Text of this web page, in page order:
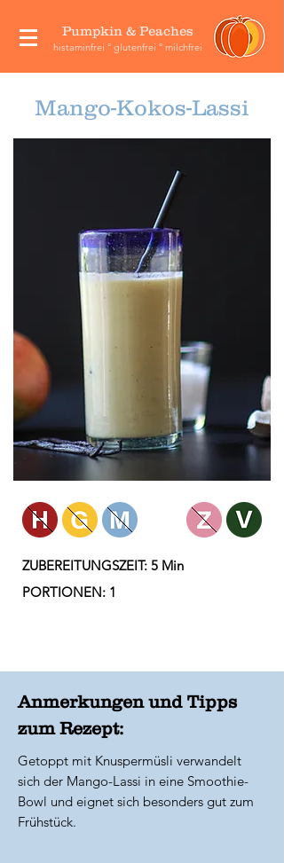
Pumpkin & Peaches
histaminfrei ° glutenfrei ° milchfrei
Mango-Kokos-Lassi
ZUBEREITUNGSZEIT: 5 Min
PORTIONEN: 1
Anmerkungen und Tipps
zum Rezept:
Getoppt mit Knuspermüsli verwandelt
sich der Mango-Lassi in eine Smoothie-
Bowl und eignet sich besonders gut zum
Frühstück.